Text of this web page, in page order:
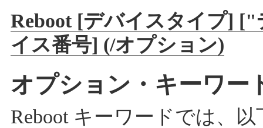
Reboot [デバイスタイプ]
イス番号] (/オプション)
オプション・キーワー
Reboot キーワードでは、